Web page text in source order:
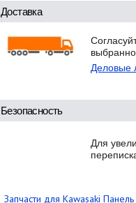
Доставка
Деловые
Безопасность
Для
Запчасти для Kawasaki